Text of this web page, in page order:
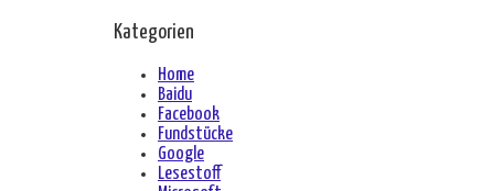
Kategorien
Home
Baidu
Facebook
Fundstücke
Google
Lesestoff